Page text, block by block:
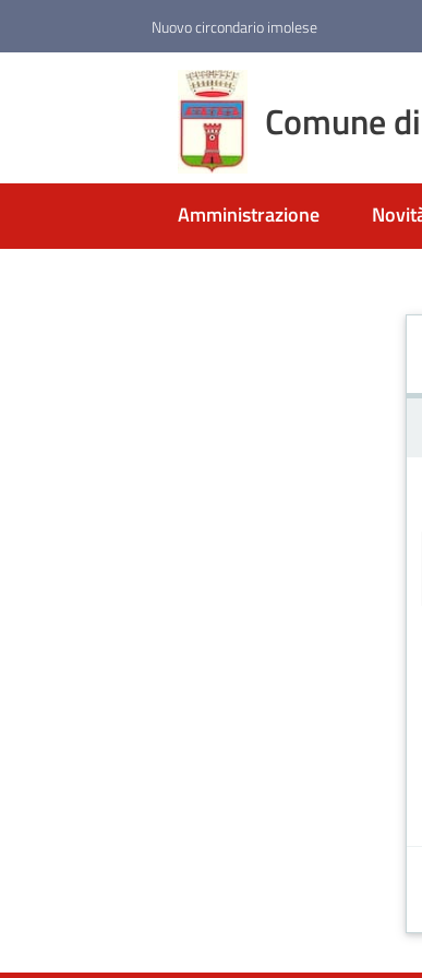
Nuovo circondario imolese
Comune
Amministrazione